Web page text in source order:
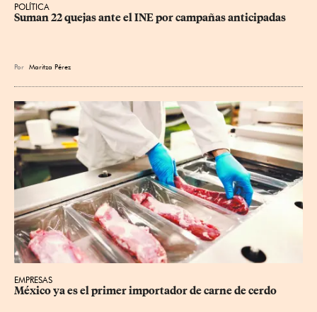
POLÍTICA
Suman 22 quejas ante el INE por campañas anticipadas
Por Maritza Pérez
EMPRESAS
México ya es el primer importador de carne de cerdo